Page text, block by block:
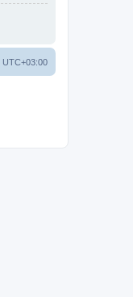
UTC+03:00